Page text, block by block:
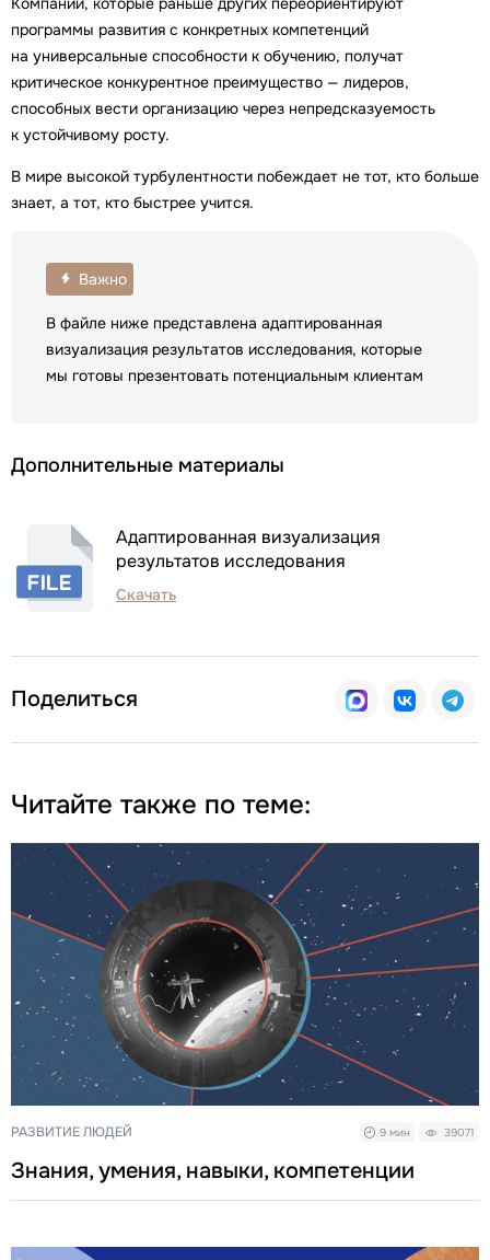
программы развития с конкретных компетенций
на универсальные способности к обучению, получат
критическое конкурентное преимущество — лидеров,
способных вести организацию через непредсказуемость
к устойчивому росту.
В мире высокой турбулентности побеждает не тот, кто больше
знает, а тот, кто быстрее учится.
Важно
В файле ниже представлена адаптированная
визуализация результатов исследования, которые
мы готовы презентовать потенциальным клиентам
Дополнительные материалы
Адаптированная визуализация
результатов исследования
Скачать
Поделиться
Читайте также по теме:
РАЗВИТИЕ ЛЮДЕЙ 9 мин 39071
Знания, умения, навыки, компетенции